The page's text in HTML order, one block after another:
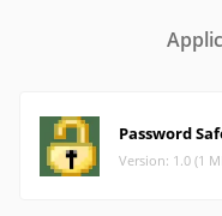
Password
Version: 1.0 (1